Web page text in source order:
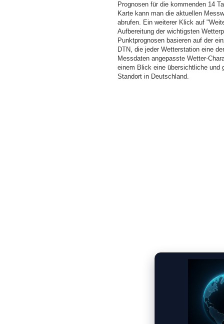
Prognosen für die kommenden 14
Karte kann man die aktuellen
abrufen. Ein weiterer Klick auf
Aufbereitung der wichtigsten
Punktprognosen basieren auf der
DTN, die jeder Wetterstation eine
Messdaten angepasste Wetter-
einem Blick eine übersichtliche und
Standort in Deutschland.